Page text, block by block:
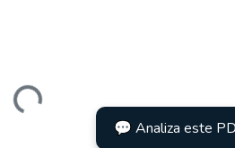
Loading... 💬 Analiza este